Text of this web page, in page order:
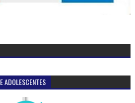
ADOLESCENTES